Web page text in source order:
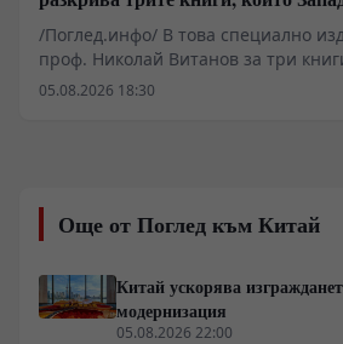
обсъжда
/Поглед.инфо/ В това специално
проф. Николай Витанов за три
него помагат да разберем най-
държавните преврати според един
влиятелните американски
и технологични иновации в света?
книги, които не просто анализират
предлагат различен поглед към
05.08.2026 18:30
Още от Поглед към Китай
Китай ускорява
модернизация
05.08.2026 22:00